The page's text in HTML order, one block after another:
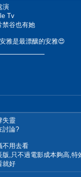
演
Tv
禁谷也有她
雅是最漂釀的安雅😍
失靈
討論?
不用去看
版,只不過電影成本夠高,特
就好